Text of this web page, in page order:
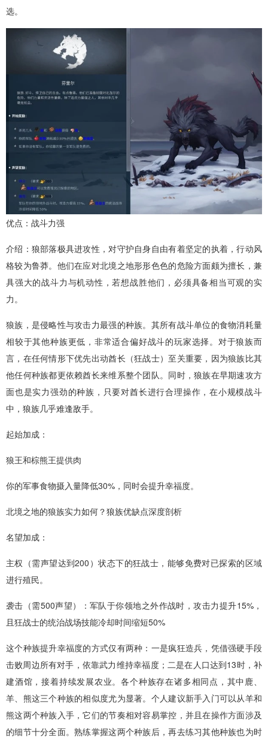
选。
优点：战斗力强
介绍：狼部落极具进攻性，对守护自身自由有着坚定的执着，行动风
格较为鲁莽。他们在应对北境之地形形色色的危险方面颇为擅长，兼
具强大的战斗力与机动性，若想战胜他们，必须具备相当可观的实
力。
狼族，是侵略性与攻击力最强的种族。其所有战斗单位的食物消耗量
相较于其他种族更低，非常适合偏好战斗的玩家选择。对于狼族而
言，在任何情形下优先出动酋长（狂战士）至关重要，因为狼族比其
他任何种族都更依赖酋长来维系整个团队。同时，狼族在早期速攻方
面也是实力强劲的种族，只要对酋长进行合理操作，在小规模战斗
中，狼族几乎难逢敌手。
起始加成：
狼王和棕熊王提供肉
你的军事食物摄入量降低30%，同时会提升幸福度。
北境之地的狼族实力如何？狼族优缺点深度剖析
名望加成：
主权（需声望达到200）状态下的狂战士，能够免费对已探索的区域
进行殖民。
袭击（需500声望）：军队于你领地之外作战时，攻击力提升15%，
且狂战士的统治战场技能冷却时间缩短50%
这个种族提升幸福度的方式仅有两种：一是疯狂造兵，凭借强硬手段
击败周边所有对手，依靠武力维持幸福度；二是在人口达到13时，补
建酒馆，接着持续发展农业。各个种族存在诸多相同点，其中鹿、
羊、熊这三个种族的相似度尤为显著。个人建议新手入门可以从羊和
熊这两个种族入手，它们的节奏相对容易掌控，并且在操作方面涉及
的细节十分全面。熟练掌握这两个种族后，再去练习其他种族也为时